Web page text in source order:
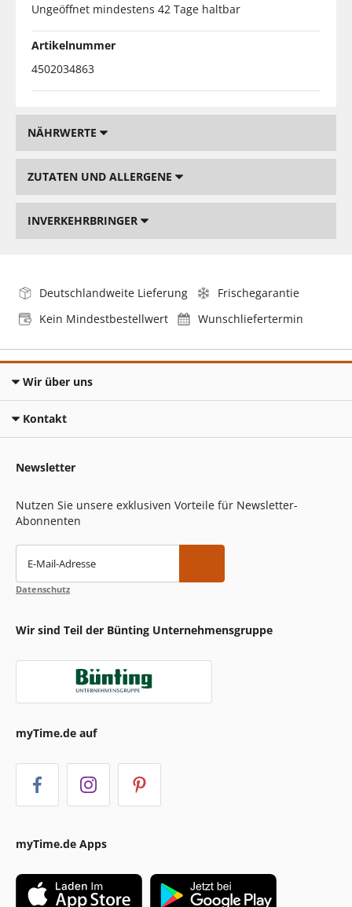
Ungeöffnet mindestens 42 Tage haltbar
Artikelnummer
4502034863
NÄHRWERTE
ZUTATEN UND ALLERGENE
INVERKEHRBRINGER
Deutschlandweite Lieferung
Frischegarantie
Kein Mindestbestellwert
Wunschliefertermin
Wir über uns
Kontakt
Newsletter
Nutzen Sie unsere exklusiven Vorteile für Newsletter-
Abonnenten
E-Mail-Adresse
Datenschutz
Wir sind Teil der Bünting Unternehmensgruppe
myTime.de auf
myTime.de Apps